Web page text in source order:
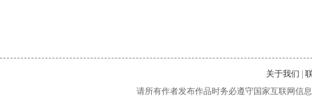
关于我们
请所有作者发布作品时务必遵守国家互联网信